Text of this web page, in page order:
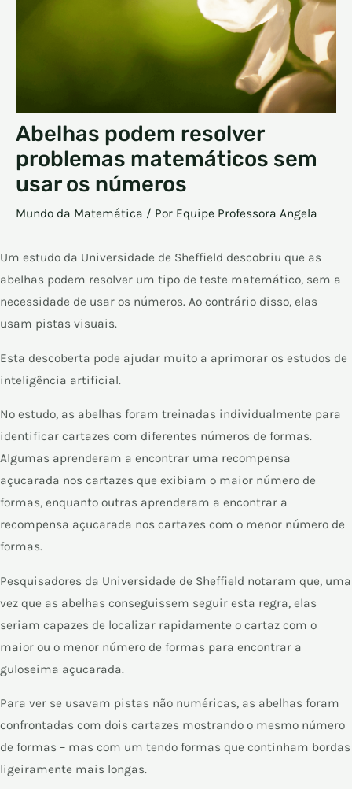
Abelhas podem resolver
problemas matemáticos sem
usar os números
Mundo da Matemática / Por Equipe Professora Angela
Um estudo da Universidade de Sheffield descobriu que as
abelhas podem resolver um tipo de teste matemático, sem a
necessidade de usar os números. Ao contrário disso, elas
usam pistas visuais.
Esta descoberta pode ajudar muito a aprimorar os estudos de
inteligência artificial.
No estudo, as abelhas foram treinadas individualmente para
identificar cartazes com diferentes números de formas.
Algumas aprenderam a encontrar uma recompensa
açucarada nos cartazes que exibiam o maior número de
formas, enquanto outras aprenderam a encontrar a
recompensa açucarada nos cartazes com o menor número de
formas.
Pesquisadores da Universidade de Sheffield notaram que, uma
vez que as abelhas conseguissem seguir esta regra, elas
seriam capazes de localizar rapidamente o cartaz com o
maior ou o menor número de formas para encontrar a
guloseima açucarada.
Para ver se usavam pistas não numéricas, as abelhas foram
confrontadas com dois cartazes mostrando o mesmo número
de formas – mas com um tendo formas que continham bordas
ligeiramente mais longas.